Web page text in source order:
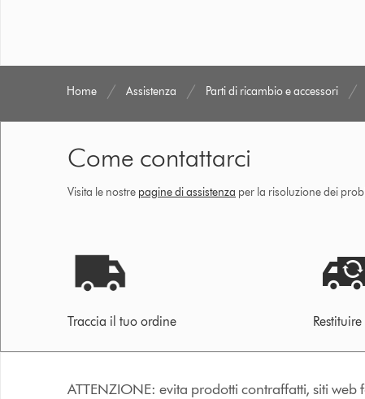
Home Assistenza Parti di ricambio e accessori
Come contattarci
Visita le nostre pagine di assistenza per la risoluzione dei
Traccia il tuo ordine
ATTENZIONE: evita prodotti contraffatti, siti